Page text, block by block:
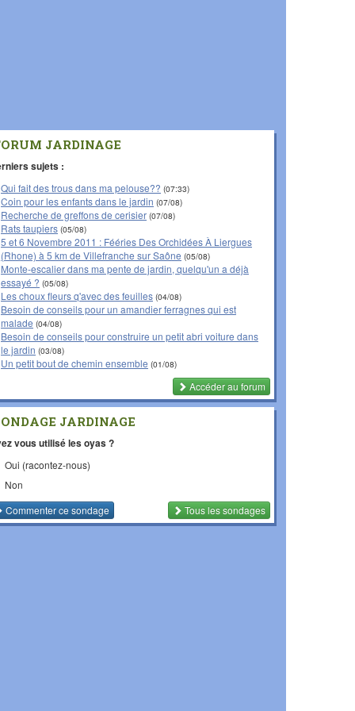
JARDINAGE
sujets :
Qui fait des trous dans ma pelouse?? (07:33)
Coin pour les enfants dans le jardin (07/08)
Recherche de greffons de cerisier (07/08)
Rats taupiers (05/08)
5 et 6 Novembre 2011 : Fééries Des Orchidées À Liergues
(Rhone) à 5 km de Villefranche sur Saône (05/08)
Monte-escalier dans ma pente de jardin, quelqu'un a déjà
essayé ? (05/08)
Les choux fleurs q'avec des feuilles (04/08)
Besoin de conseils pour un amandier ferragnes qui est
malade (04/08)
Besoin de conseils pour construire un petit abri voiture dans
le jardin (03/08)
Un petit bout de chemin ensemble (01/08)
Accéder au forum
JARDINAGE
vous utilisé les oyas ?
Oui (racontez-nous)
Non
Commenterce sondage Tous les sondages